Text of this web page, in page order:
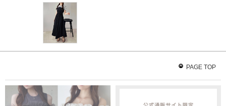
PAGE TOP